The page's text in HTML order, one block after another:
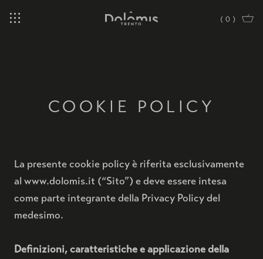
( 0 )
BRUT NATURE RISERVA 36
BRUT NATURE RISERVA 48
BRUT NATURE RISERVA 72
COOKIE POLICY
La presente cookie policy è riferita esclusivamente
al www.dolomis.it (“Sito”) e deve essere intesa
come parte integrante della Privacy Policy del
medesimo.
Definizioni, caratteristiche e applicazione della